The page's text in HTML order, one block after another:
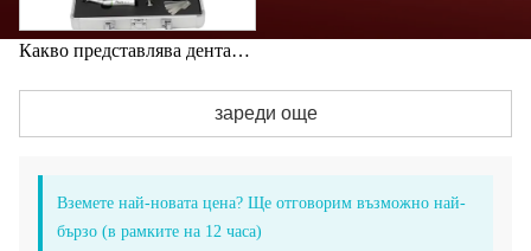
Какво представлява дентална интерпроксимална редукция?
зареди още
Вземете най-новата цена? Ще отговорим възможно най-
бързо (в рамките на 12 часа)